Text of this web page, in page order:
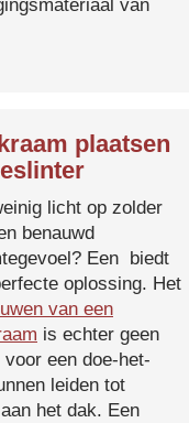
van
plaatsen
licht op zolder
benauwd
Een biedt
oplossing. Het
van een
is echter geen
voor een doe-het-
leiden tot
het dak. Een